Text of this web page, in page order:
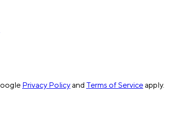
Privacy Policyand Terms of Serviceapply.